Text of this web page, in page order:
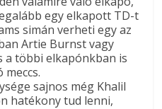
egy elkapott TD-t
simán verheti egy az
Artie Burnst vagy
a többi elkapónkban is
sajnos még Khalil
hatékony tud lenni,